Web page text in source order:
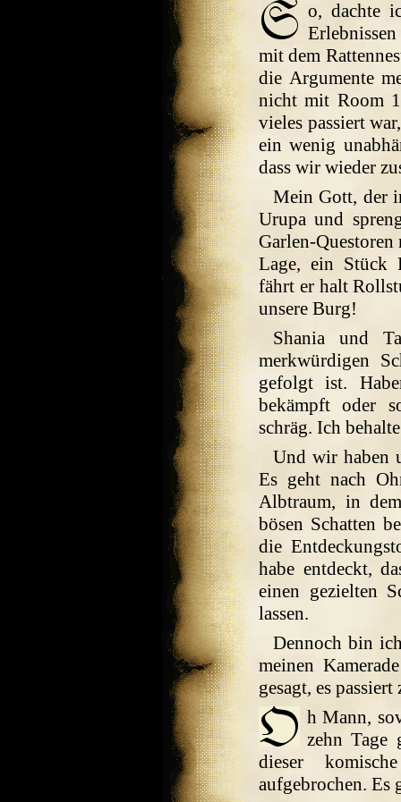
o, dachte
mit dem
die Argumente
nicht mit Room
vieles passiert
ein wenig
dass wir wieder
Mein Gott, der
Urupa und
Garlen-
Lage, ein Stück
fährt er halt
unsere Burg!
Shania und
merkwürdigen
gefolgt ist.
bekämpft oder
schräg. Ich
Und wir haben
Es geht nach
Albtraum, in
bösen Schatten
die
habe entdeckt,
einen gezielten
lassen.
Dennoch bin
meinen
gesagt, es
h Mann,
zehn Tage
dieser
aufgebrochen.